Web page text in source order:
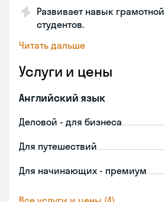
Развивает навык
студентов.
Читать дальше
Услуги и цены
Английский язык
Деловой - для бизнеса
Для путешествий
Для начинающих - премиум